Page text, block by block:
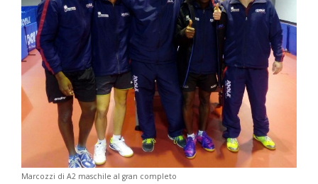
Marcozzi di A2 maschile al gran completo